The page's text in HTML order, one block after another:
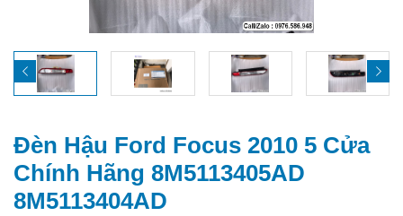
Đèn Hậu Ford Focus 2010 5 Cửa
Chính Hãng 8M5113405AD
8M5113404AD